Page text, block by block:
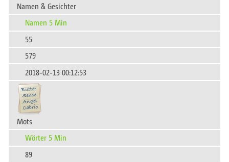
Namen & Gesichter
Namen 5 Min
55
579
2018-02-13 00:12:53
Mots
Wörter 5 Min
89